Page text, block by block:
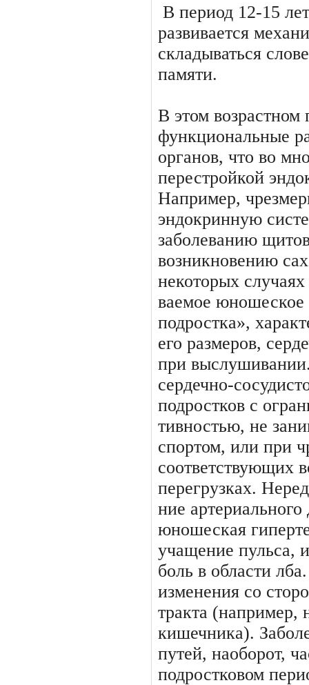
В период 12-15
развивает­ся
складываться
памяти.
В этом возрастном
функ­циональные
органов, что во
перестройкой
Например,
эндокринную
заболева­нию
возникновению
некоторых
ваемое юношеское
подростка»,
его размеров,
при
сердечно-
подростков с
тивностью, не
спортом, или при
соответствующих
перегрузках.
ние
юноше­ская
учащение пульса,
боль в области
изменения со
тракта (например,
кишечни­ка).
путей, наоборот,
подростковом